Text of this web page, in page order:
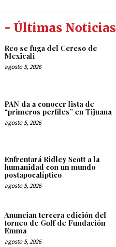
- Últimas Noticias
Reo se fuga del Cereso de
Mexicali
agosto 5, 2026
PAN da a conocer lista de
“primeros perfiles” en Tijuana
agosto 5, 2026
Enfrentará Ridley Scott a la
humanidad con un mundo
postapocalíptico
agosto 5, 2026
Anuncian tercera edición del
torneo de Golf de Fundación
Emma
agosto 5, 2026